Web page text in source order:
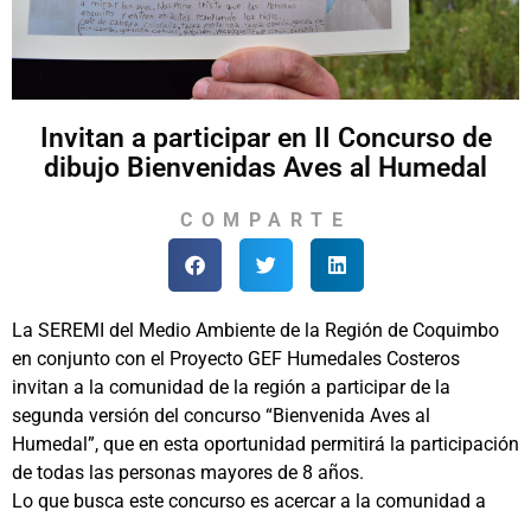
Invitan a participar en II Concurso de
dibujo Bienvenidas Aves al Humedal
COMPARTE
La SEREMI del Medio Ambiente de la Región de Coquimbo
en conjunto con el Proyecto GEF Humedales Costeros
invitan a la comunidad de la región a participar de la
segunda versión del concurso “Bienvenida Aves al
Humedal”, que en esta oportunidad permitirá la participación
de todas las personas mayores de 8 años.
Lo que busca este concurso es acercar a la comunidad a